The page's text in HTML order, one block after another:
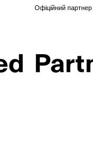
Офіційний партнер